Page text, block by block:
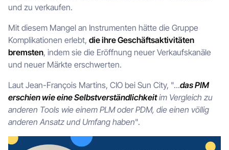
und zu verkaufen.
Mit diesem Mangel an Instrumenten hätte die Gruppe
Komplikationen erlebt, die ihre Geschäftsaktivitäten
bremsten, indem sie die Eröffnung neuer Verkaufskanäle
und neuer Märkte erschwerten.
Laut Jean-François Martins, CIO bei Sun City, "...das PIM
erschien wie eine Selbstverständlichkeitim Vergleich zu
anderen Tools wie einem PLM oder PDM, die einen völlig
anderen Ansatz und Umfang haben".